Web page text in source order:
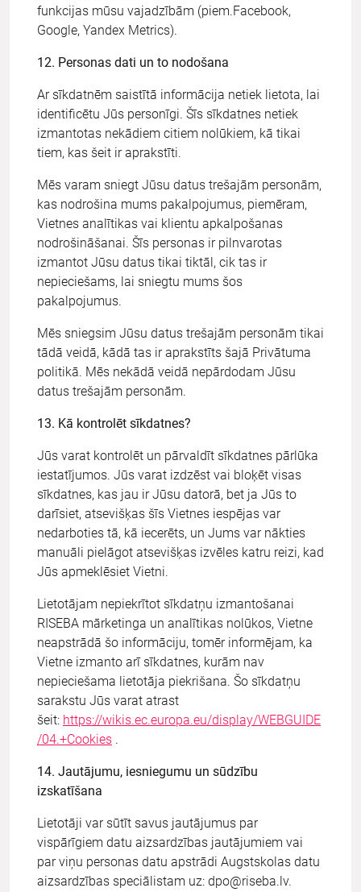
funkcijas mūsu vajadzībām (piem.Facebook,
Google, Yandex Metrics).
12. Personas dati un to nodošana
Ar sīkdatnēm saistītā informācija netiek lietota, lai
identificētu Jūs personīgi. Šīs sīkdatnes netiek
izmantotas nekādiem citiem nolūkiem, kā tikai
tiem, kas šeit ir aprakstīti.
Mēs varam sniegt Jūsu datus trešajām personām,
kas nodrošina mums pakalpojumus, piemēram,
Vietnes analītikas vai klientu apkalpošanas
nodrošināšanai. Šīs personas ir pilnvarotas
izmantot Jūsu datus tikai tiktāl, cik tas ir
nepieciešams, lai sniegtu mums šos
pakalpojumus.
Mēs sniegsim Jūsu datus trešajām personām tikai
tādā veidā, kādā tas ir aprakstīts šajā Privātuma
politikā. Mēs nekādā veidā nepārdodam Jūsu
datus trešajām personām.
13. Kā kontrolēt sīkdatnes?
Jūs varat kontrolēt un pārvaldīt sīkdatnes pārlūka
iestatījumos. Jūs varat izdzēst vai bloķēt visas
sīkdatnes, kas jau ir Jūsu datorā, bet ja Jūs to
darīsiet, atsevišķas šīs Vietnes iespējas var
nedarboties tā, kā iecerēts, un Jums var nākties
manuāli pielāgot atsevišķas izvēles katru reizi, kad
Jūs apmeklēsiet Vietni.
Lietotājam nepiekrītot sīkdatņu izmantošanai
RISEBA mārketinga un analītikas nolūkos, Vietne
neapstrādā šo informāciju, tomēr informējam, ka
Vietne izmanto arī sīkdatnes, kurām nav
nepieciešama lietotāja piekrišana. Šo sīkdatņu
sarakstu Jūs varat atrast
šeit: https://wikis.ec.europa.eu/display/WEBGUIDE
/04.+Cookies .
14. Jautājumu, iesniegumu un sūdzību
izskatīšana
Lietotāji var sūtīt savus jautājumus par
vispārīgiem datu aizsardzības jautājumiem vai
par viņu personas datu apstrādi Augstskolas datu
aizsardzības speciālistam uz: dpo@riseba.lv.